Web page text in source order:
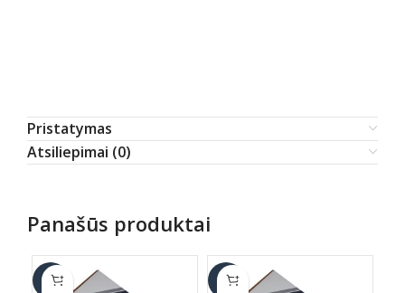
Pristatymas
Atsiliepimai (0)
Panašūs produktai
-6% -6%